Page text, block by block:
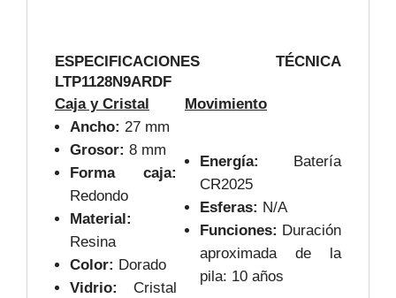
ESPECIFICACIONES TÉCNICA
LTP1128N9ARDF
Caja y Cristal
Movimiento
Ancho: 27 mm
Grosor: 8 mm
Forma caja:
Redondo
Material:
Resina
Color: Dorado
Vidrio:
Cristal
Energía:
Batería
CR2025
Esferas: N/A
Funciones: Duración
aproximada de la
pila: 10 años